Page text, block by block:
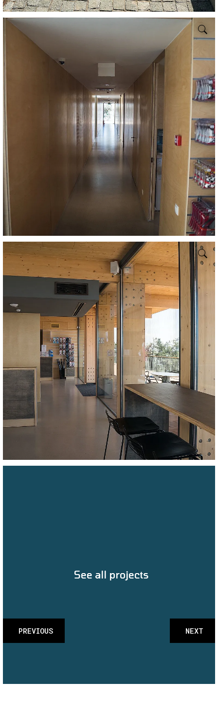
See all projects
PREVIOUS NEXT